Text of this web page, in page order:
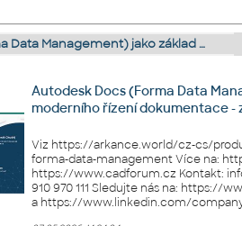
Data Management) jako základ …
Autodesk Docs (Forma Data
moderního řízení dokumentace -
Viz https://arkance.world/cz-cs/
forma-data-management Více na: https://arkance.world a
https://www.cadforum.cz Kontakt: info.cz@arkance.world - tel. +420
910 970 111 Sledujte nás na: https://www.facebook.com/ArkanceCZ